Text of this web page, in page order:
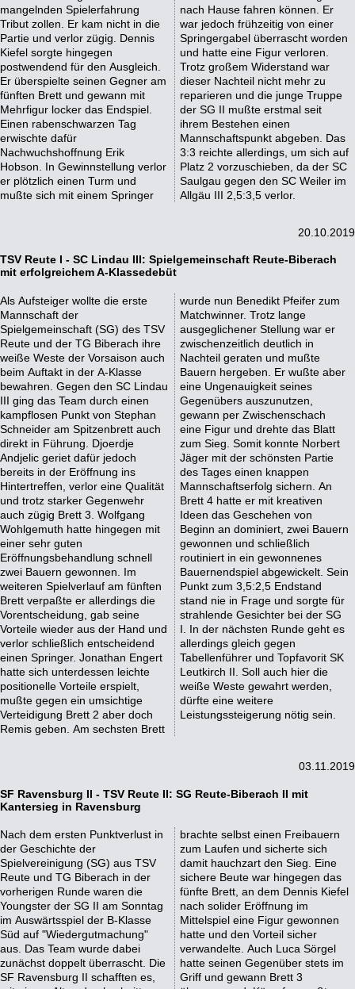
mangelnden Spielerfahrung
Tribut zollen. Er kam nicht in die
Partie und verlor zügig. Dennis
Kiefel sorgte hingegen
postwendend für den Ausgleich.
Er überspielte seinen Gegner am
fünften Brett und gewann mit
Mehrfigur locker das Endspiel.
Einen rabenschwarzen Tag
erwischte dafür
Nachwuchshoffnung Erik
Hobson. In Gewinnstellung verlor
er plötzlich einen Turm und
mußte sich mit einem Springer
nach Hause fahren können. Er
war jedoch frühzeitig von einer
Springergabel überrascht worden
und hatte eine Figur verloren.
Trotz großem Widerstand war
dieser Nachteil nicht mehr zu
reparieren und die junge Truppe
der SG II mußte erstmal seit
ihrem Bestehen einen
Mannschaftspunkt abgeben. Das
3:3 reichte allerdings, um sich auf
Platz 2 vorzuschieben, da der SC
Saulgau gegen den SC Weiler im
Allgäu III 2,5:3,5 verlor.
20.10.2019
TSV Reute I - SC Lindau III: Spielgemeinschaft Reute-Biberach
mit erfolgreichem A-Klassedebüt
Als Aufsteiger wollte die erste
Mannschaft der
Spielgemeinschaft (SG) des TSV
Reute und der TG Biberach ihre
weiße Weste der Vorsaison auch
beim Auftakt in der A-Klasse
bewahren. Gegen den SC Lindau
III ging das Team durch einen
kampflosen Punkt von Stephan
Schneider am Spitzenbrett auch
direkt in Führung. Djoerdje
Andjelic geriet dafür jedoch
bereits in der Eröffnung ins
Hintertreffen, verlor eine Qualität
und trotz starker Gegenwehr
auch zügig Brett 3. Wolfgang
Wohlgemuth hatte hingegen mit
einer sehr guten
Eröffnungsbehandlung schnell
zwei Bauern gewonnen. Im
weiteren Spielverlauf am fünften
Brett verpaßte er allerdings die
Vorentscheidung, gab seine
Vorteile wieder aus der Hand und
verlor schließlich entscheidend
einen Springer. Jonathan Engert
hatte sich unterdessen leichte
positionelle Vorteile erspielt,
mußte gegen ein umsichtige
Verteidigung Brett 2 aber doch
Remis geben. Am sechsten Brett
wurde nun Benedikt Pfeifer zum
Matchwinner. Trotz lange
ausgeglichener Stellung war er
zwischenzeitlich deutlich in
Nachteil geraten und mußte
Bauern hergeben. Er wußte aber
eine Ungenauigkeit seines
Gegenübers auszunutzen,
gewann per Zwischenschach
eine Figur und drehte das Blatt
zum Sieg. Somit konnte Norbert
Jäger mit der schönsten Partie
des Tages einen knappen
Mannschaftserfolg sichern. An
Brett 4 hatte er mit kreativen
Ideen das Geschehen von
Beginn an dominiert, zwei Bauern
gewonnen und schließlich
routiniert in ein gewonnenes
Bauernendspiel abgewickelt. Sein
Punkt zum 3,5:2,5 Endstand
stand nie in Frage und sorgte für
strahlende Gesichter bei der SG
I. In der nächsten Runde geht es
allerdings gleich gegen
Tabellenführer und Topfavorit SK
Leutkirch II. Soll auch hier die
weiße Weste gewahrt werden,
dürfte eine weitere
Leistungssteigerung nötig sein.
03.11.2019
SF Ravensburg II - TSV Reute II: SG Reute-Biberach II mit
Kantersieg in Ravensburg
Nach dem ersten Punktverlust in
der Geschichte der
Spielvereinigung (SG) aus TSV
Reute und TG Biberach in der
vorherigen Runde waren die
Youngster der SG II am Sonntag
im Auswärtsspiel der B-Klasse
Süd auf "Wiedergutmachung"
aus. Das Team wurde dabei
zunächst doppelt überrascht. Die
SF Ravensburg II schafften es,
brachte selbst einen Freibauern
zum Laufen und sicherte sich
damit hauchzart den Sieg. Eine
sichere Beute war hingegen das
fünfte Brett, an dem Dennis Kiefel
nach solider Eröffnung im
Mittelspiel eine Figur gewonnen
hatte und den Vorteil sicher
verwandelte. Auch Luca Sörgel
hatte seinen Gegenüber stets im
Griff und gewann Brett 3